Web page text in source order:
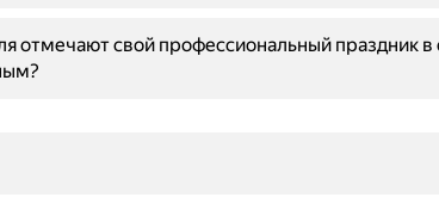
отмечают свой профессиональный праздник в